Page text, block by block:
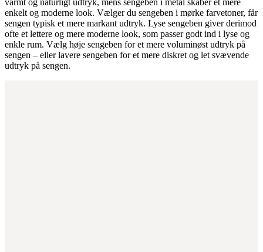
enkelt og moderne look. Vælger du sengeben i mørke farvetoner, får
sengen typisk et mere markant udtryk. Lyse sengeben giver derimod
ofte et lettere og mere moderne look, som passer godt ind i lyse og
enkle rum. Vælg høje sengeben for et mere voluminøst udtryk på
sengen – eller lavere sengeben for et mere diskret og let svævende
udtryk på sengen.